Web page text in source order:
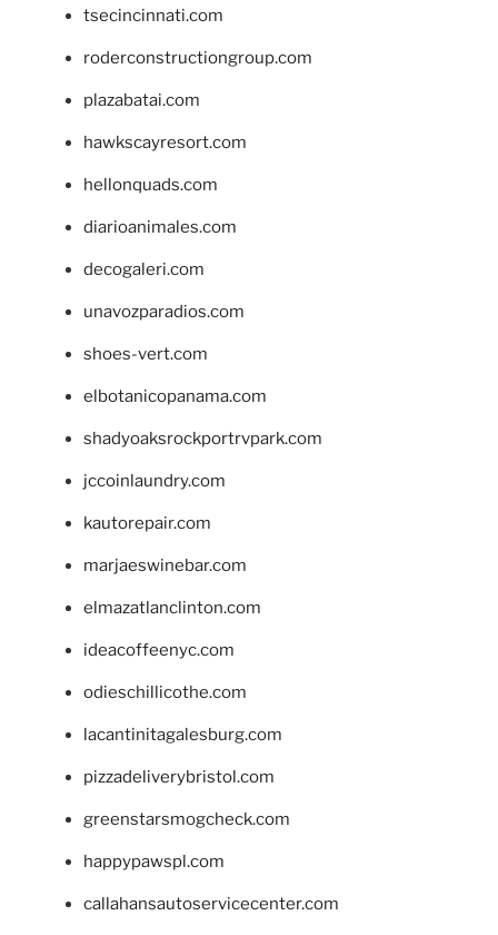
tsecincinnati.com
roderconstructiongroup.com
plazabatai.com
hawkscayresort.com
hellonquads.com
diarioanimales.com
decogaleri.com
unavozparadios.com
shoes-vert.com
elbotanicopanama.com
shadyoaksrockportrvpark.com
jccoinlaundry.com
kautorepair.com
marjaeswinebar.com
elmazatlanclinton.com
ideacoffeenyc.com
odieschillicothe.com
lacantinitagalesburg.com
pizzadeliverybristol.com
greenstarsmogcheck.com
happypawspl.com
callahansautoservicecenter.com